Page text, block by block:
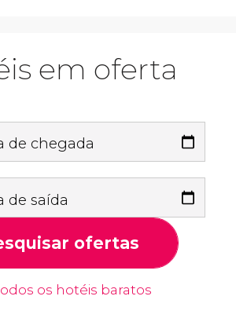
em oferta
de chegada
de saída
ofertas
os hotéis baratos